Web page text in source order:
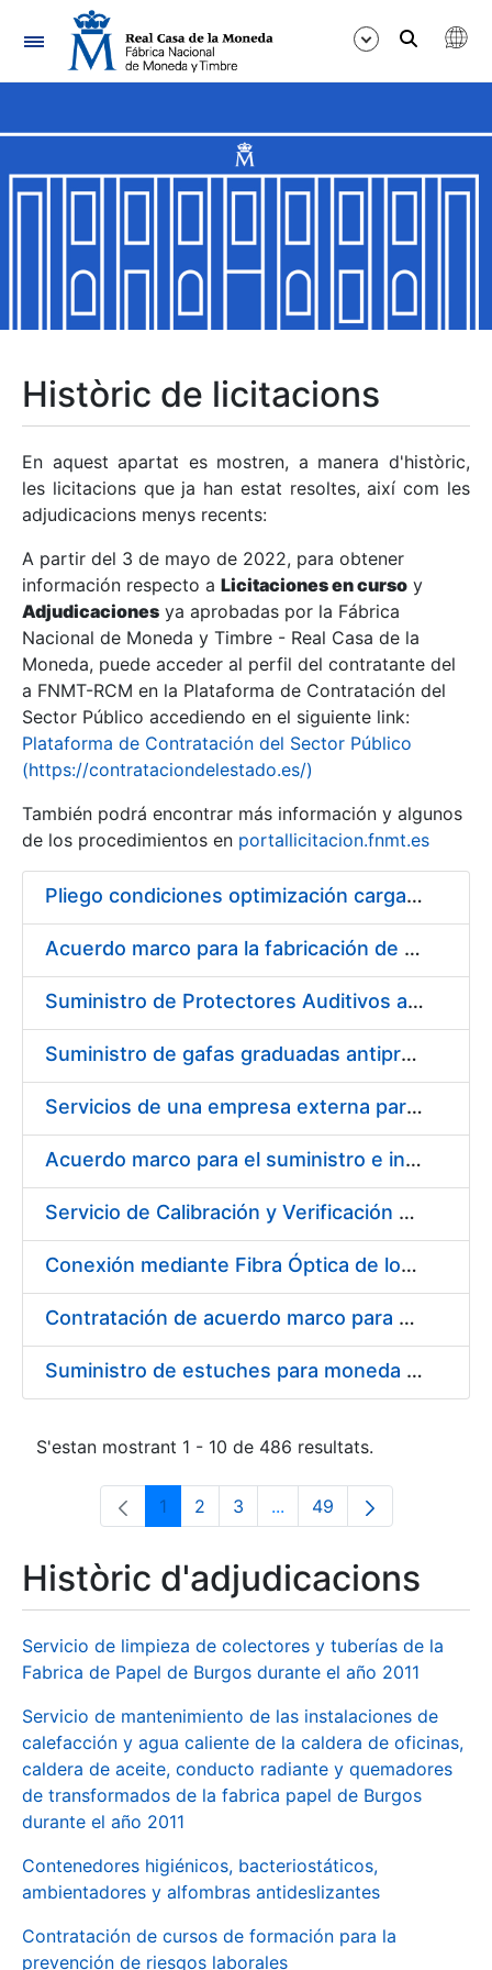
Navegació
Mostra/Amaga
Mostra/Amaga
Mostra/Amaga
Mostra/Amaga
Mostra/Amaga
Mostra/Amaga
Històric de licitacions
En aquest apartat es mostren, a manera d'històric,
les licitacions que ja han estat resoltes, així com les
adjudicacions menys recents:
A partir del 3 de mayo de 2022, para obtener
información respecto a Licitaciones en curso y
Adjudicaciones ya aprobadas por la Fábrica
Nacional de Moneda y Timbre - Real Casa de la
Moneda, puede acceder al perfil del contratante del
a FNMT-RCM en la Plataforma de Contratación del
Sector Público accediendo en el siguiente link:
Plataforma de Contratación del Sector Público
(https://contrataciondelestado.es/)
También podrá encontrar más información y algunos
de los procedimientos en portallicitacion.fnmt.es
Pliego condiciones optimización cargas compras firmado
Acuerdo marco para la fabricación de piezas
Suministro de Protectores Auditivos a medida para las personas trabajadoras de los Centros de Trabajo de Madrid y Burgos
Suministro de gafas graduadas antiproyecciones para los trabajadores de la FNMT-RCM en los centros de trabajo de Madrid y Burgos
Servicios de una empresa externa para el asesoramiento y resolución de los recursos de alzada que se presentan relacionados con procesos de selección para la FNMT-RCM
Acuerdo marco para el suministro e instalación de persianas, estores y otros complementos
Servicio de Calibración y Verificación Externa de los Equipos de Medición del Servicio de Prevención de la FNMT-RCM
Conexión mediante Fibra Óptica de los Centros de Proceso de Datos (CPDs) de las sedes de la FNMT-RCM de Burgos y Madrid
Contratación de acuerdo marco para el Suministro de Material de Electricidad para la Fábrica Nacional de Moneda y Timbre-Real Casa de la Moneda en su centro de trabajo de Burgos
Suministro de estuches para moneda de 30 €
S'estan mostrant 1 - 10 de 486 resultats.
Pàgina
1 Pàgina
2 Pàgina
3 ...Pàgines intermèdies
Pàgina
49
Històric d'adjudicacions
Servicio de limpieza de colectores y tuberías de la
Fabrica de Papel de Burgos durante el año 2011
Servicio de mantenimiento de las instalaciones de
calefacción y agua caliente de la caldera de oficinas,
caldera de aceite, conducto radiante y quemadores
de transformados de la fabrica papel de Burgos
durante el año 2011
Contenedores higiénicos, bacteriostáticos,
ambientadores y alfombras antideslizantes
Contratación de cursos de formación para la
prevención de riesgos laborales